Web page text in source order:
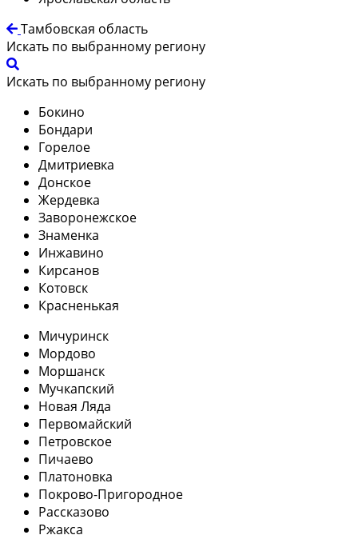
Тамбовская область
Искать по выбранному региону
Искать по выбранному региону
Бокино
Бондари
Горелое
Дмитриевка
Донское
Жердевка
Заворонежское
Знаменка
Инжавино
Кирсанов
Котовск
Красненькая
Мичуринск
Мордово
Моршанск
Мучкапский
Новая Ляда
Первомайский
Петровское
Пичаево
Платоновка
Покрово-Пригородное
Рассказово
Ржакса